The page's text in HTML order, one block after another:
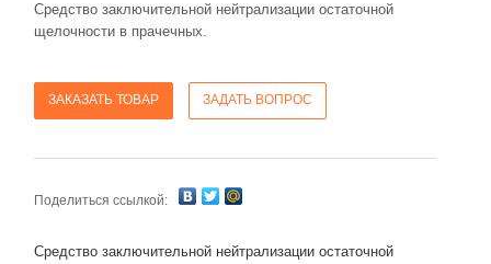
Средство заключительной нейтрализации остаточной
щелочности в прачечных.
ЗАКАЗАТЬ ТОВАР ЗАДАТЬ ВОПРОС
Поделиться ссылкой:
Средство заключительной нейтрализации остаточной